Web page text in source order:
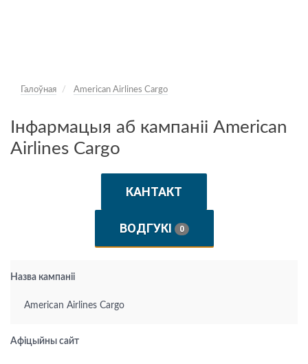
Галоўная American Airlines Cargo
Інфармацыя аб кампаніі American
Airlines Cargo
КАНТАКТ
ВОДГУКІ 0
Назва кампаніі
American Airlines Cargo
Афіцыйны сайт